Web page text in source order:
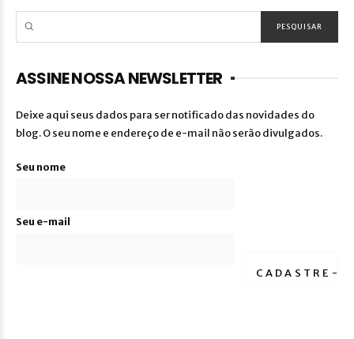
ASSINE NOSSA NEWSLETTER
Deixe aqui seus dados para ser notificado das novidades do
blog. O seu nome e endereço de e-mail não serão divulgados.
Seu nome
Seu e-mail